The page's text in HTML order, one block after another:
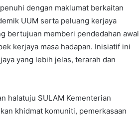
dengan maklumat berkaitan
UUM serta peluang kerjaya
bertujuan memberi pendedahan awal
kerjaya masa hadapan. Inisiatif ini
yang lebih jelas, terarah dan
halatuju SULAM Kementerian
khidmat komuniti, pemerkasaan